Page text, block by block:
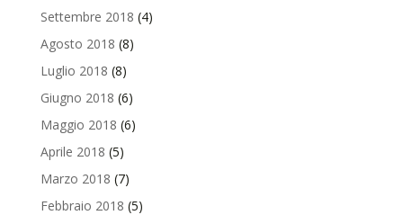
Settembre 2018 (4)
Agosto 2018 (8)
Luglio 2018 (8)
Giugno 2018 (6)
Maggio 2018 (6)
Aprile 2018 (5)
Marzo 2018 (7)
Febbraio 2018 (5)